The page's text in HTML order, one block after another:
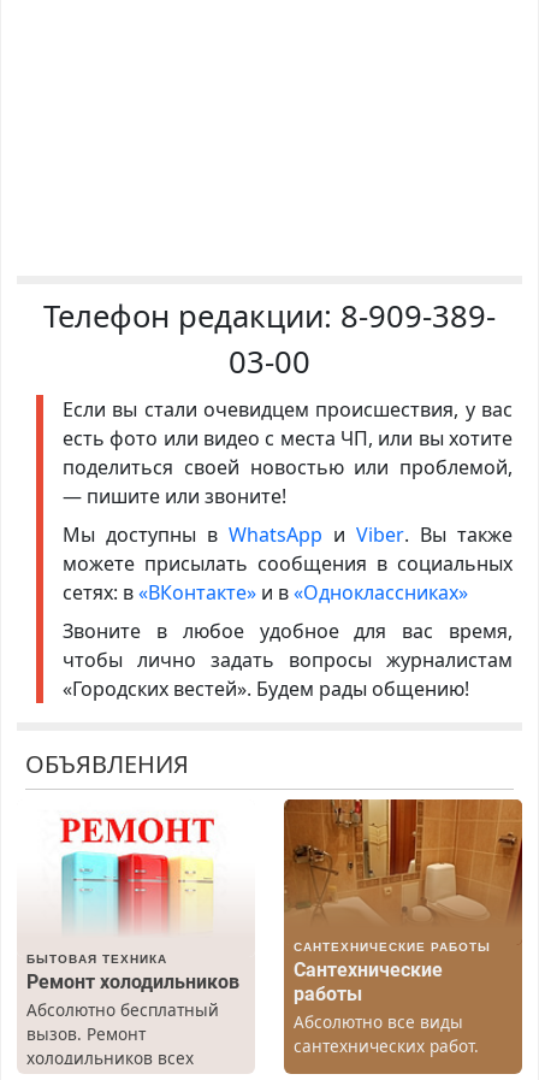
Телефон редакции: 8-909-389-
03-00
Если вы стали очевидцем происшествия, у вас
есть фото или видео с места ЧП, или вы хотите
поделиться своей новостью или проблемой,
— пишите или звоните!
Мы доступны в WhatsApp иViber. Вы также
можете присылать сообщения в социальных
сетях: в«ВКонтакте»и в«Одноклассниках»
Звоните в любое удобное для вас время,
чтобы лично задать вопросы журналистам
«Городских вестей». Будем рады общению!
ОБЪЯВЛЕНИЯ
БЫТОВАЯ ТЕХНИКА
Ремонт холодильников
Абсолютно бесплатный
вызов. Ремонт
холодильников всех
САНТЕХНИЧЕСКИЕ РАБОТЫ
Сантехнические
работы
Абсолютно все виды
сантехнических работ.
Быстро. Качественно.